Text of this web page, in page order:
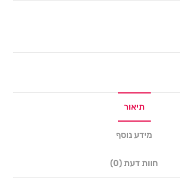
תיאור
מידע נוסף
חוות דעת (0)